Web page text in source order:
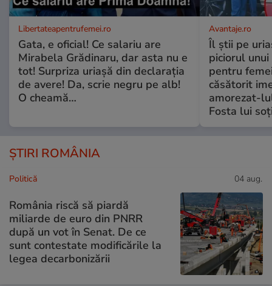
Libertateapentrufemei.ro
Gata, e oficial! Ce salariu are
Mirabela Grădinaru, dar asta nu e
tot! Surpriza uriașă din declarația
de avere! Da, scrie negru pe alb!
O cheamă…
Avantaje.ro
Îl știi pe
piciorul
pentru
căsătorit
amorezat-
Fosta lui
ȘTIRI ROMÂNIA
Politică 04 aug.
România riscă să piardă
miliarde de euro din PNRR
după un vot în Senat. De ce
sunt contestate modificările la
legea decarbonizării